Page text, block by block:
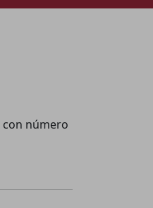
con número